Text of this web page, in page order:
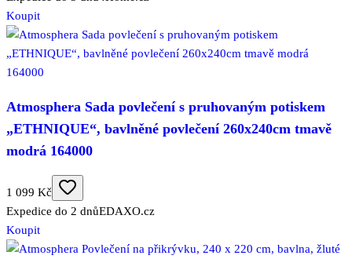
Koupit
Atmosphera Sada povlečení s pruhovaným potiskem
„ETHNIQUE“, bavlněné povlečení 260x240cm tmavě
modrá 164000
1 099 Kč
Expedice do 2 dnůEDAXO.cz
Koupit